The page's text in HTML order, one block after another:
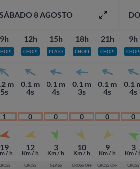
SÁBADO 8 AGOSTO
9h
m
5s
1
19
/ h
12h
CHOPI
0.1 m
4s
0
12
Km / h
CROSS
15h
PLATO
0.1 m
4s
0
3
Km / h
GLASS
18h
CHOPI
0.1 m
3s
0
10
Km / h
CROSS OFF
21h
CHOPI
0.1 m
4s
0
9
Km / h
CROSS OFF
9h
CHOPI
0.1
4s
0
3
Km /
CROSS